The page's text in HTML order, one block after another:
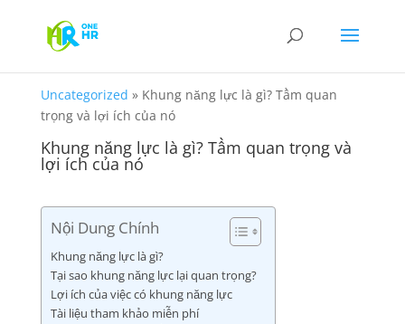
Uncategorized » Khung năng lực là gì? Tầm quan
trọng và lợi ích của nó
Khung năng lực là gì? Tầm quan trọng và
lợi ích của nó
Nội Dung Chính
Khung năng lực là gì?
Tại sao khung năng lực lại quan trọng?
Lợi ích của việc có khung năng lực
Tài liệu tham khảo miễn phí